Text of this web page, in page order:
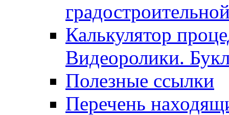
Калькулятор
Видеоролики.
Полезные ссылки
Перечень